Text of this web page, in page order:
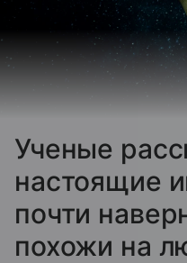
Ученые
настоящие
почти
похожи на